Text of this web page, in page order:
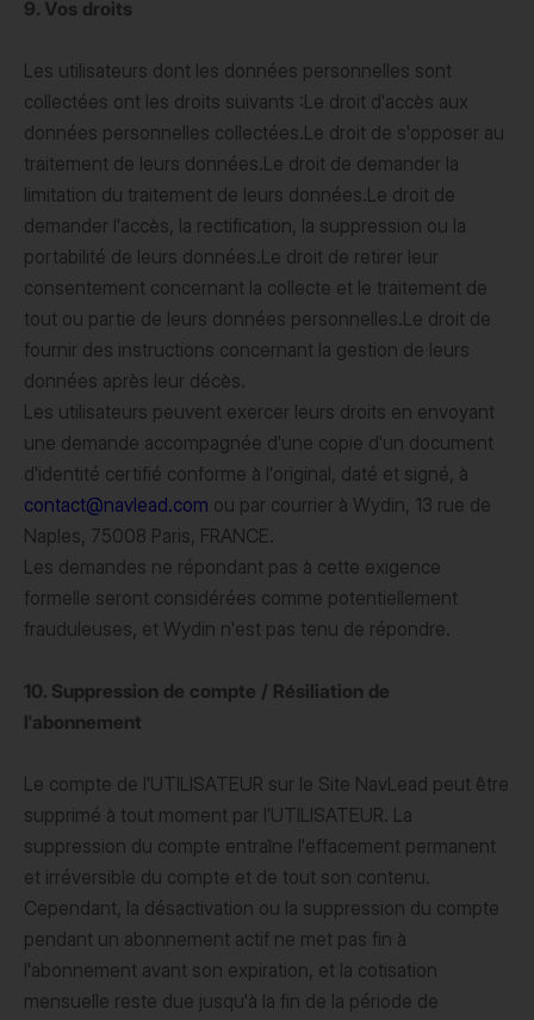
9. Vos droits
Les utilisateurs dont les données personnelles sont
collectées ont les droits suivants :Le droit d'accès aux
données personnelles collectées.Le droit de s'opposer au
traitement de leurs données.Le droit de demander la
limitation du traitement de leurs données.Le droit de
demander l'accès, la rectification, la suppression ou la
portabilité de leurs données.Le droit de retirer leur
consentement concernant la collecte et le traitement de
tout ou partie de leurs données personnelles.Le droit de
fournir des instructions concernant la gestion de leurs
données après leur décès.
Les utilisateurs peuvent exercer leurs droits en envoyant
une demande accompagnée d'une copie d'un document
d'identité certifié conforme à l'original, daté et signé, à
contact@navlead.com ou par courrier à Wydin, 13 rue de
Naples, 75008 Paris, FRANCE.
Les demandes ne répondant pas à cette exigence
formelle seront considérées comme potentiellement
frauduleuses, et Wydin n'est pas tenu de répondre.
10. Suppression de compte / Résiliation de
l'abonnement
Le compte de l'UTILISATEUR sur le Site NavLead peut être
supprimé à tout moment par l'UTILISATEUR. La
suppression du compte entraîne l'effacement permanent
et irréversible du compte et de tout son contenu.
Cependant, la désactivation ou la suppression du compte
pendant un abonnement actif ne met pas fin à
l'abonnement avant son expiration, et la cotisation
mensuelle reste due jusqu'à la fin de la période de